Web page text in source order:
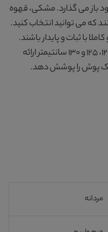
می گذارد.مشکی، قهوه
می توانید انتخاب کنید.
با ثبات و پایدار باشند.
در سایزهای 110، 115، 120، 125 و 130 سانتیمتر ارائه
پوش را پوشش دهد.
مردانه